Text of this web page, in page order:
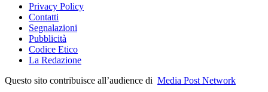
Privacy Policy
Contatti
Segnalazioni
Pubblicità
Codice Etico
La Redazione
Questo sito contribuisce all’audience di Media Post Network